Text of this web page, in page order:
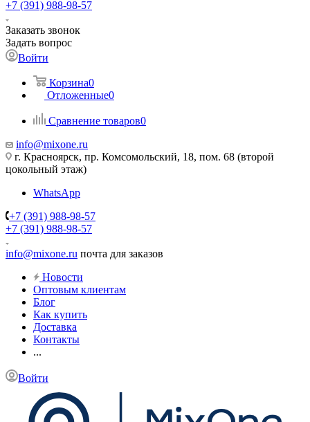
+7 (391) 988-98-57
Заказать звонок
Задать вопрос
Войти
Корзина0
Отложенные0
Сравнение товаров0
info@mixone.ru
г. Красноярск, пр. Комсомольский, 18, пом. 68 (второй
цокольный этаж)
WhatsApp
+7 (391) 988-98-57
+7 (391) 988-98-57
info@mixone.ru почта для заказов
Новости
Оптовым клиентам
Блог
Как купить
Доставка
Контакты
...
Войти